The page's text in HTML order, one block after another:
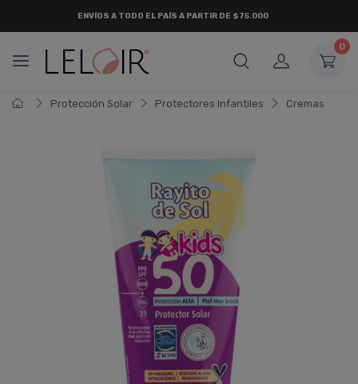
ENVÍOS A TODO EL PAÍS A PARTIR DE $75.000
0
Protección Solar Protectores Infantiles Cremas